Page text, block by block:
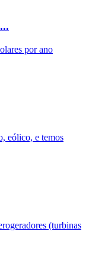
por ano
eólico, e temos
(turbinas